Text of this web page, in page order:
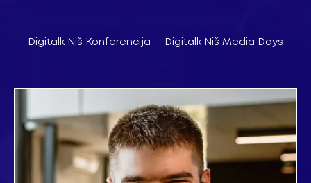
Digitalk Niš Konferencija Digitalk Niš Media Days